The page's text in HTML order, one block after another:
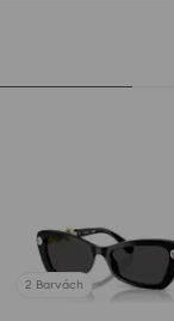
2 Barvách